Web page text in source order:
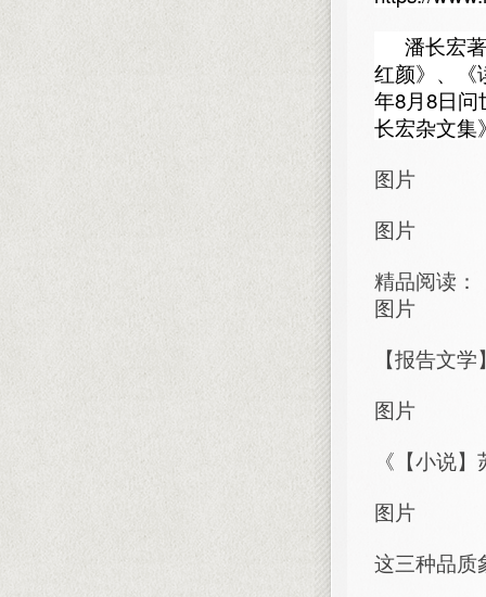
潘长宏
红颜》、《
年8月8日
长宏杂文集
图片
图片
精品阅读：
图片
【报告文
图片
《【小说
图片
这三种品质